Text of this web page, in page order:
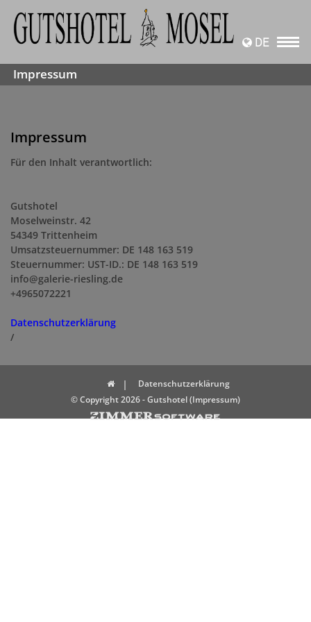
DE
Impressum
Impressum
Für den Inhalt verantwortlich:
Gutshotel
Moselweinstr. 42
54349 Trittenheim
Umsatzsteuernummer: DE 148 163 519
Steuernummer: UST-ID.: DE 148 163 519
info@galerie-riesling.de
+4965072221
Datenschutzerklärung
/
Datenschutzerklärung
© Copyright 2026 - Gutshotel (Impressum)